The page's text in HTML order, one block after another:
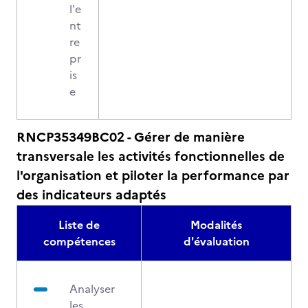
l'e
nt
re
pr
is
e
RNCP35349BC02 - Gérer de manière
transversale les activités fonctionnelles de
l'organisation et piloter la performance par
des indicateurs adaptés
Liste de
compétences
Modalités
d'évaluation
Analyser